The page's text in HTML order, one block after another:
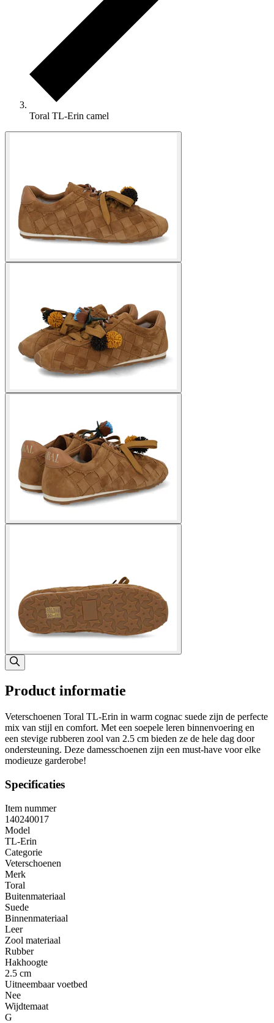
Toral TL-Erin camel
Product informatie
Veterschoenen Toral TL-Erin in warm cognac suede zijn de perfecte
mix van stijl en comfort. Met een soepele leren binnenvoering en
een stevige rubberen zool van 2.5 cm bieden ze de hele dag door
ondersteuning. Deze damesschoenen zijn een must-have voor elke
modieuze garderobe!
Specificaties
Item nummer
140240017
Model
TL-Erin
Categorie
Veterschoenen
Merk
Toral
Buitenmateriaal
Suede
Binnenmateriaal
Leer
Zool materiaal
Rubber
Hakhoogte
2.5 cm
Uitneembaar voetbed
Nee
Wijdtemaat
G